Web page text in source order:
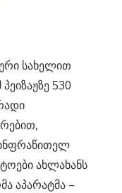
სახელით
530
ახლახანს
აპარატმა –